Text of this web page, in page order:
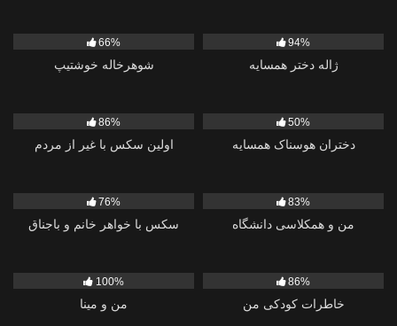
66%
شوهرخاله خوشتیپ
94%
ژاله دختر همسایه
86%
اولین سکس با غیر از مردم
50%
دختران هوسناک همسایه
76%
سکس با خواهر خانم و باجناق
83%
من و همكلاسی دانشگاه
100%
من و مینا
86%
خاطرات کودکی من